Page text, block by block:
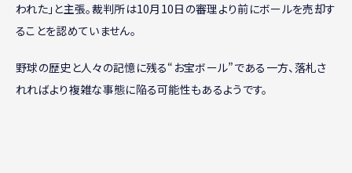
われた」と主張。裁判所は10月10日の審理より前にボールを売却す
ることを認めていません。
野球の歴史と人々の記憶に残る“お宝ボール”である一方、落札さ
れればより複雑な事態に陥る可能性もあるようです。